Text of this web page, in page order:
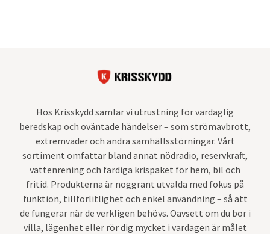
Hos Krisskydd samlar vi utrustning för vardaglig
beredskap och oväntade händelser – som strömavbrott,
extremväder och andra samhällsstörningar. Vårt
sortiment omfattar bland annat nödradio, reservkraft,
vattenrening och färdiga krispaket för hem, bil och
fritid. Produkterna är noggrant utvalda med fokus på
funktion, tillförlitlighet och enkel användning – så att
de fungerar när de verkligen behövs. Oavsett om du bor i
villa, lägenhet eller rör dig mycket i vardagen är målet